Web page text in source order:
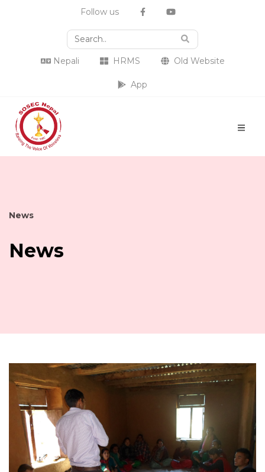
Follow us
Nepali HRMS Old Website
App
News
News